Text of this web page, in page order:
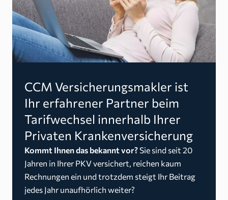
CCM Versicherungsmakler ist
Ihr erfahrener Partner beim
Tarifwechsel innerhalb Ihrer
Privaten Krankenversicherung
Kommt Ihnen das bekannt vor? Sie sind seit 20
Jahren in Ihrer PKV versichert, reichen kaum
Rechnungen ein und trotzdem steigt Ihr Beitrag
jedes Jahr unaufhörlich weiter?